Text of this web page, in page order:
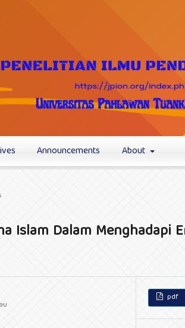
Announcements About
Islam Dalam Menghadapi
pdf